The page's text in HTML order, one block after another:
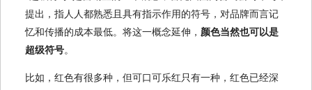
提出，指人人都熟悉且具有指示作用的符号，对品牌而言记
忆和传播的成本最低。将这一概念延伸， 颜色当然也可以是
超级符号。
比如，红色有很多种，但可口可乐红只有一种，红色已经深